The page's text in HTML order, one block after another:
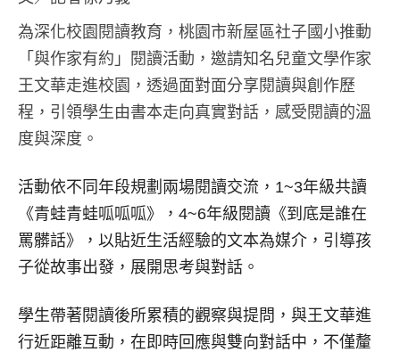
為深化校園閱讀教育，桃園市新屋區社子國小推動
「與作家有約」閱讀活動，邀請知名兒童文學作家
王文華走進校園，透過面對面分享閱讀與創作歷
程，引領學生由書本走向真實對話，感受閱讀的溫
度與深度。
活動依不同年段規劃兩場閱讀交流，1~3年級共讀
《青蛙青蛙呱呱呱》，4~6年級閱讀《到底是誰在
罵髒話》，以貼近生活經驗的文本為媒介，引導孩
子從故事出發，展開思考與對話。
學生帶著閱讀後所累積的觀察與提問，與王文華進
行近距離互動，在即時回應與雙向對話中，不僅釐